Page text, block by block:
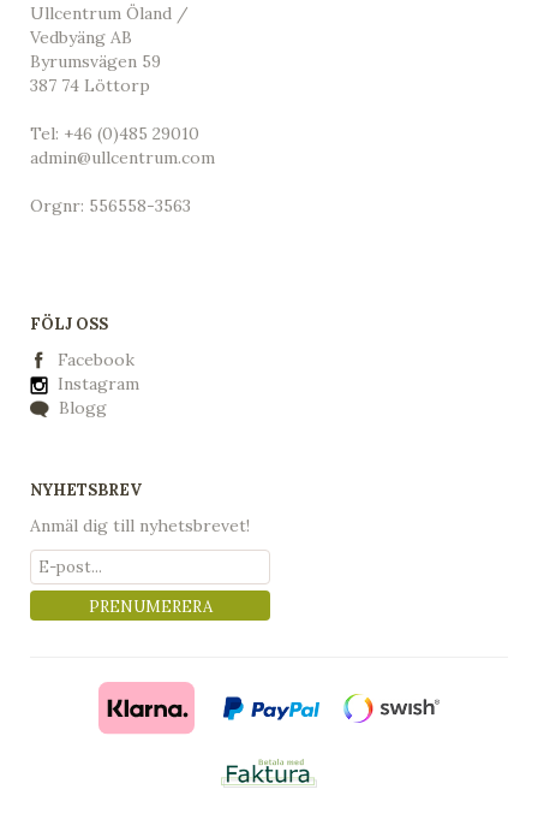
Ullcentrum Öland /
Vedbyäng AB
Byrumsvägen 59
387 74 Löttorp
Tel: +46 (0)485 29010
admin@ullcentrum.com
Orgnr: 556558-3563
FÖLJ OSS
Facebook
Instagram
Blogg
NYHETSBREV
Anmäl dig till nyhetsbrevet!
PRENUMERERA